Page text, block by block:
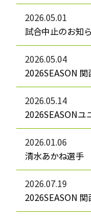
2026.05.01
試合中止のお知
2026.05.04
2026SEASON
2026.05.14
2026SEASONユ
2026.01.06
清水あかね選手
2026.07.19
2026SEASON